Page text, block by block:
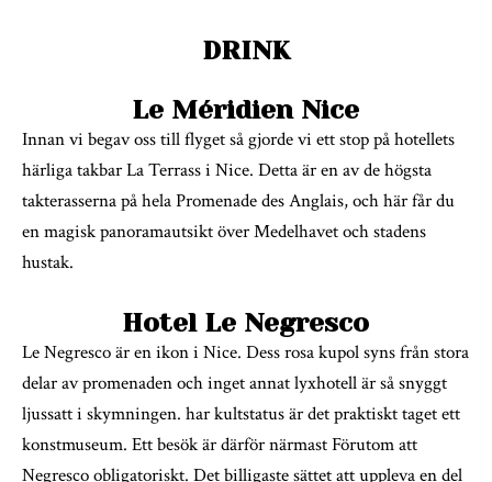
DRINK
Le Méridien Nice
Innan vi begav oss till flyget så gjorde vi ett stop på hotellets
härliga takbar La Terrass i Nice. Detta är en av de högsta
takterasserna på hela Promenade des Anglais, och här får du
en magisk panoramautsikt över Medelhavet och stadens
hustak.
Hotel Le Negresco
Le Negresco är en ikon i Nice. Dess rosa kupol syns från stora
delar av promenaden och inget annat lyxhotell är så snyggt
ljussatt i skymningen. har kultstatus är det praktiskt taget ett
konstmuseum. Ett besök är därför närmast Förutom att
Negresco obligatoriskt. Det billigaste sättet att uppleva en del